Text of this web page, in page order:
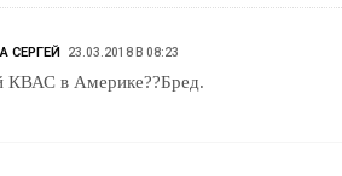
СЕРГЕЙ 23.03.2018 В 08:23
какой КВАС в Америке??Бред.